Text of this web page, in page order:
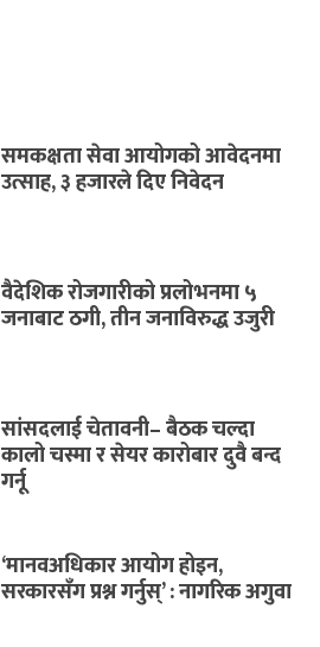
समकक्षता सेवा आयोगको आवेदनमा
उत्साह, ३ हजारले दिए निवेदन
वैदेशिक रोजगारीको प्रलोभनमा ५
जनाबाट ठगी, तीन जनाविरुद्ध उजुरी
सांसदलाई चेतावनी– बैठक चल्दा
कालो चस्मा र सेयर कारोबार दुवै बन्द
गर्नू
‘मानवअधिकार आयोग होइन,
सरकारसँग प्रश्न गर्नुस्’ : नागरिक अगुवा